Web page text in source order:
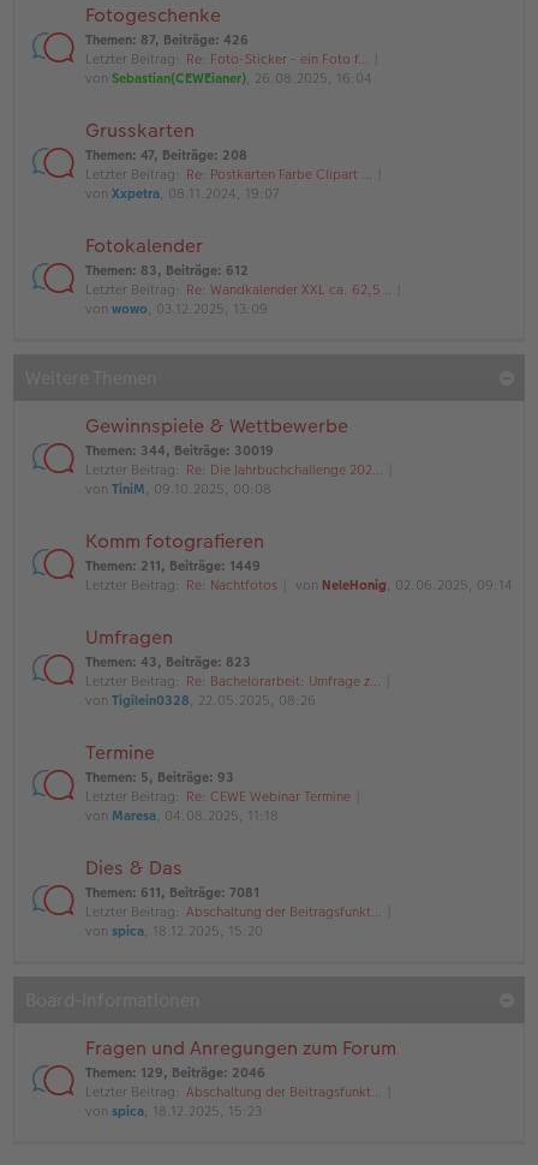
Fotogeschenke
Themen: 87, Beiträge: 426
Letzter Beitrag: Re: Foto-Sticker - ein Foto f…
von Sebastian(CEWEianer), 26.08.2025, 16:04
Grusskarten
Themen: 47, Beiträge: 208
Letzter Beitrag: Re: Postkarten Farbe Clipart …
von Xxpetra, 08.11.2024, 19:07
Fotokalender
Themen: 83, Beiträge: 612
Letzter Beitrag: Re: Wandkalender XXL ca. 62,5…
von wowo, 03.12.2025, 13:09
Gewinnspiele & Wettbewerbe
Themen: 344, Beiträge: 30019
Letzter Beitrag: Re: Die Jahrbuchchallenge 202…
von TiniM, 09.10.2025, 00:08
Komm fotografieren
Themen: 211, Beiträge: 1449
Letzter Beitrag: Re: Nachtfotos von NeleHonig, 02.06.2025, 09:14
Umfragen
Themen: 43, Beiträge: 823
Letzter Beitrag: Re: Bachelorarbeit: Umfrage z…
von Tigilein0328, 22.05.2025, 08:26
Termine
Themen: 5, Beiträge: 93
Letzter Beitrag: Re: CEWE Webinar Termine
von Maresa, 04.08.2025, 11:18
Dies & Das
Themen: 611, Beiträge: 7081
Letzter Beitrag: Abschaltung der Beitragsfunkt…
von spica, 18.12.2025, 15:20
Fragen und Anregungen zum Forum
Themen: 129, Beiträge: 2046
Letzter Beitrag: Abschaltung der Beitragsfunkt…
von spica, 18.12.2025, 15:23